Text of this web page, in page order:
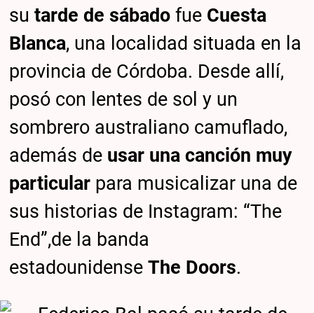
sutarde de sábado fue Cuesta
Blanca, una localidad situada en la
provincia de Córdoba. Desde allí,
posó con lentes de sol y un
sombrero australiano camuflado,
además de usar una canción muy
particular para musicalizar una de
sus historias de Instagram: “The
End”,de la banda
estadounidenseThe Doors.